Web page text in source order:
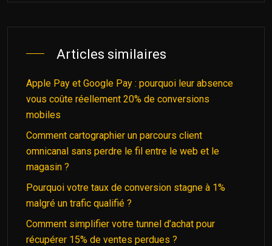
Articles similaires
Apple Pay et Google Pay : pourquoi leur absence
vous coûte réellement 20% de conversions
mobiles
Comment cartographier un parcours client
omnicanal sans perdre le fil entre le web et le
magasin ?
Pourquoi votre taux de conversion stagne à 1%
malgré un trafic qualifié ?
Comment simplifier votre tunnel d’achat pour
récupérer 15% de ventes perdues ?